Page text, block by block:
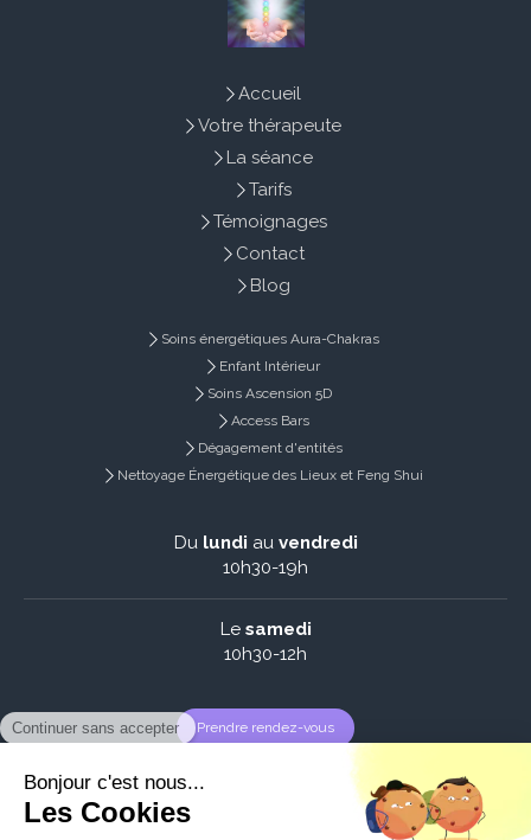
Accueil
Votre thérapeute
La séance
Tarifs
Témoignages
Contact
Blog
Soins énergétiques Aura-Chakras
Enfant Intérieur
Soins Ascension 5D
Access Bars
Dégagement d'entités
Nettoyage Énergétique des Lieux et Feng Shui
Du lundi au vendredi
10h30-19h
Le samedi
10h30-12h
Prendre rendez-vous